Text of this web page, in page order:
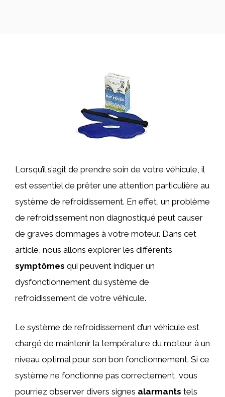
Lorsqu’il s’agit de prendre soin de votre véhicule, il
est essentiel de prêter une attention particulière au
système de refroidissement. En effet, un problème
de refroidissement non diagnostiqué peut causer
de graves dommages à votre moteur. Dans cet
article, nous allons explorer les différents
symptômes qui peuvent indiquer un
dysfonctionnement du système de
refroidissement de votre véhicule.
Le système de refroidissement d’un véhicule est
chargé de maintenir la température du moteur à un
niveau optimal pour son bon fonctionnement. Si ce
système ne fonctionne pas correctement, vous
pourriez observer divers signes alarmants tels